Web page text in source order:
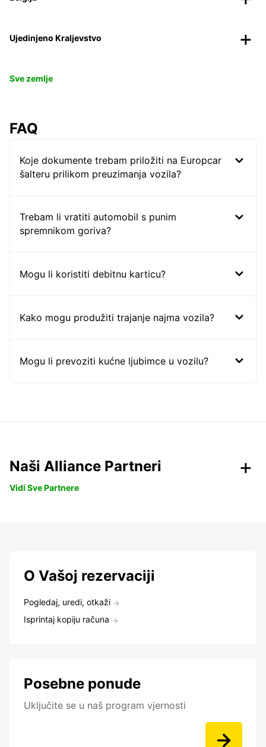
Ujedinjeno Kraljevstvo
Sve zemlje
FAQ
Koje dokumente trebam priložiti na Europcar
šalteru prilikom preuzimanja vozila?
Trebam li vratiti automobil s punim
spremnikom goriva?
Mogu li koristiti debitnu karticu?
Kako mogu produžiti trajanje najma vozila?
Mogu li prevoziti kućne ljubimce u vozilu?
Naši Alliance Partneri
Vidi Sve Partnere
O Vašoj rezervaciji
Pogledaj, uredi, otkaži
Isprintaj kopiju računa
Posebne ponude
Uključite se u naš program vjernosti